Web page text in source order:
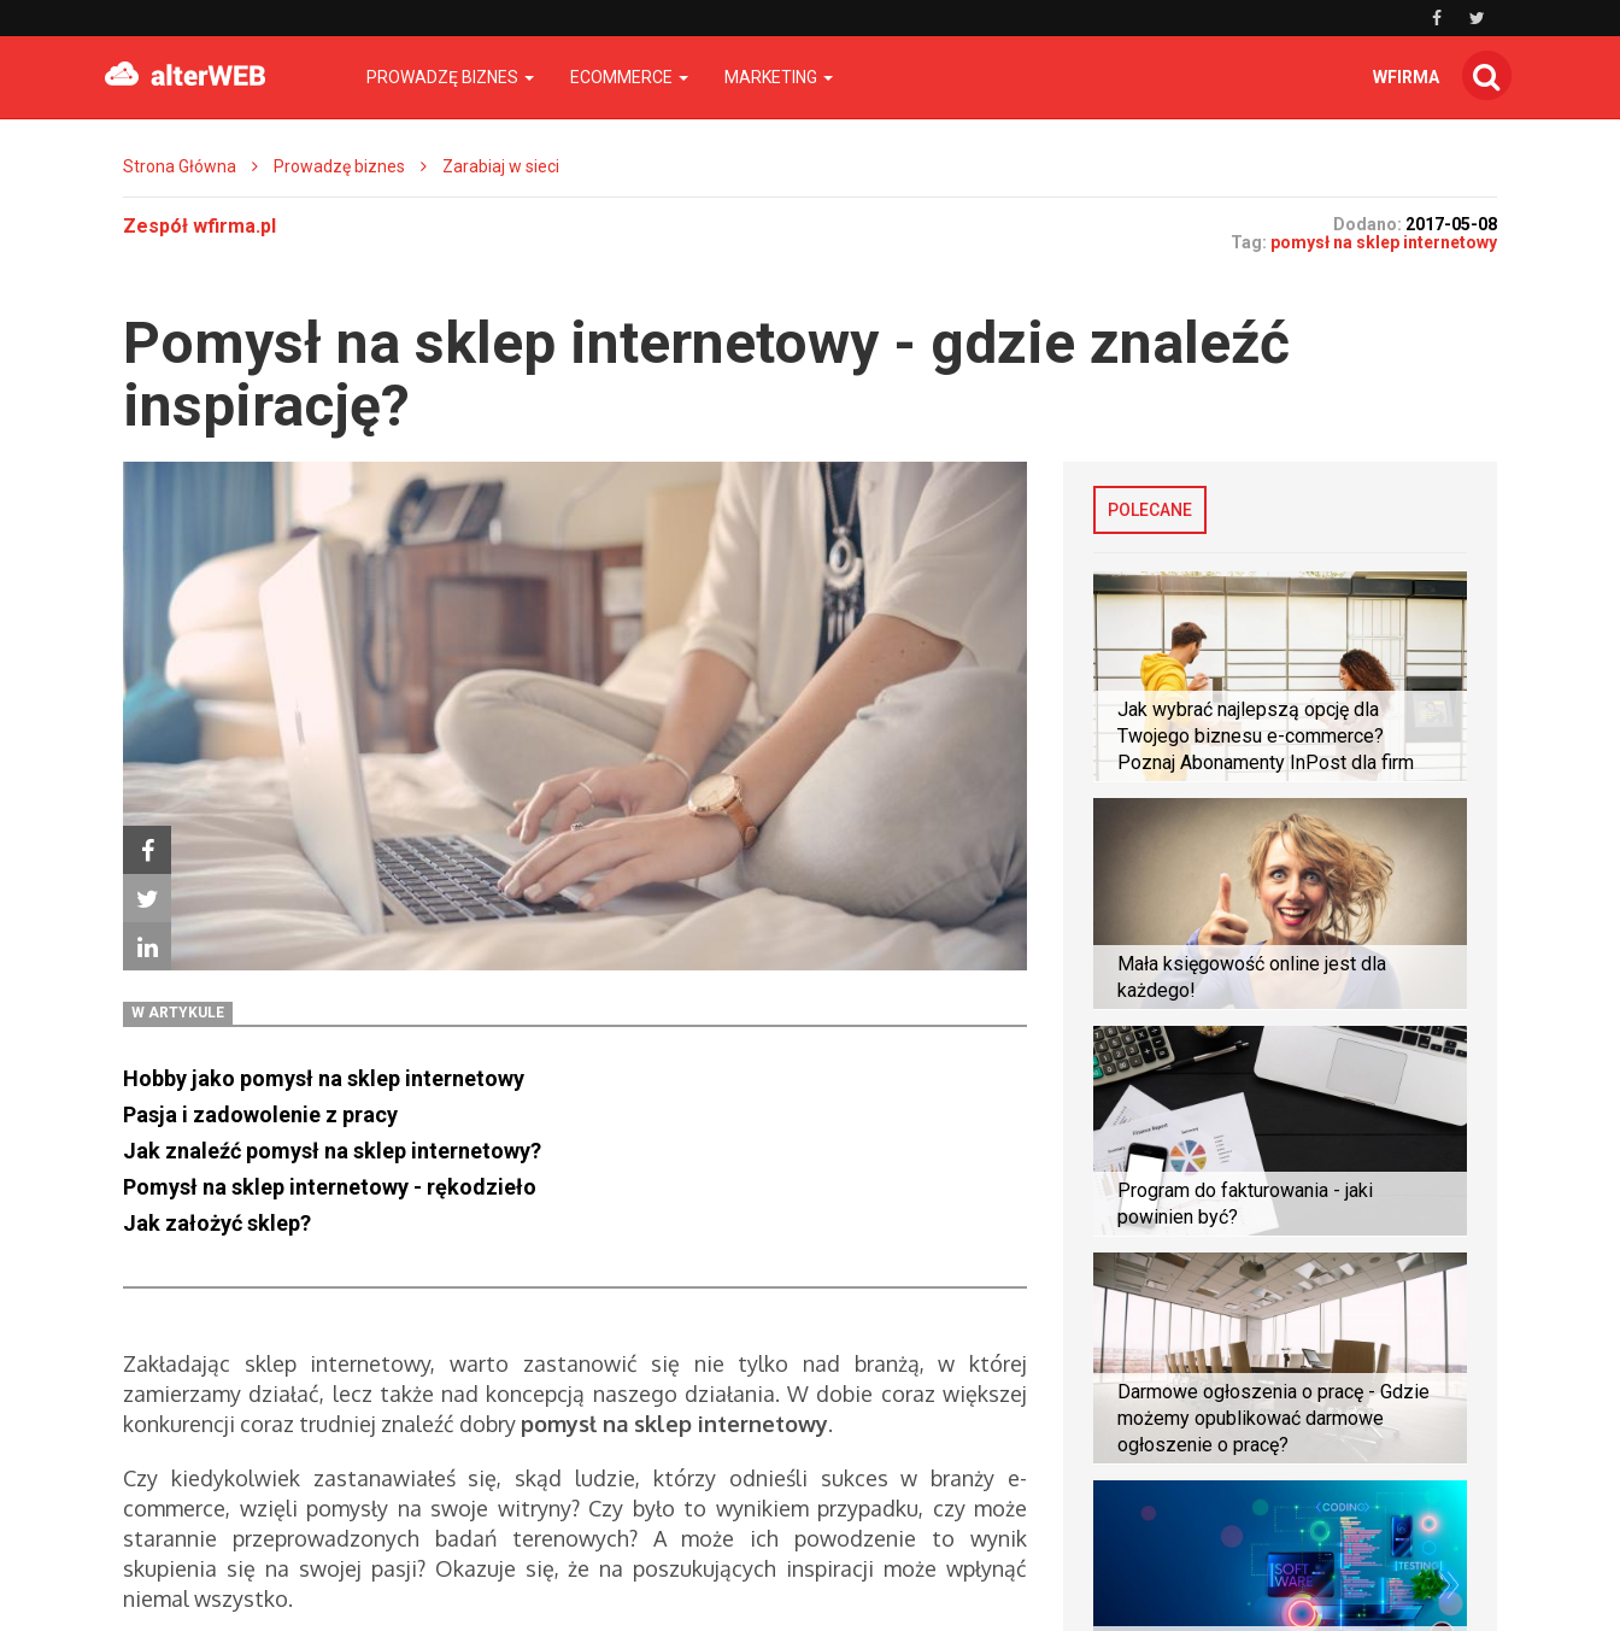
PROWADZĘ BIZNES ECOMMERCE MARKETING WFIRMA
Strona Główna Prowadzę biznes Zarabiaj w sieci
Zespół wfirma.pl Dodano: 2017-05-08
Tag: pomysł na sklep internetowy
Pomysł na sklep internetowy - gdzie znaleźć
inspirację?
W ARTYKULE
Hobby jako pomysł na sklep internetowy
Pasja i zadowolenie z pracy
Jak znaleźć pomysł na sklep internetowy?
Pomysł na sklep internetowy - rękodzieło
Jak założyć sklep?
Zakładając sklep internetowy, warto zastanowić się nie tylko nad branżą, w której
zamierzamy działać, lecz także nad koncepcją naszego działania. W dobie coraz większej
konkurencji coraz trudniej znaleźć dobry pomysł na sklep internetowy.
Czy kiedykolwiek zastanawiałeś się, skąd ludzie, którzy odnieśli sukces w branży e-
commerce, wzięli pomysły na swoje witryny? Czy było to wynikiem przypadku, czy może
starannie przeprowadzonych badań terenowych? A może ich powodzenie to wynik
skupienia się na swojej pasji? Okazuje się, że na poszukujących inspiracji może wpłynąć
niemal wszystko.
POLECANE
Jak wybrać najlepszą opcję dla
Twojego biznesu e-commerce?
Poznaj Abonamenty InPost dla firm
Mała księgowość online jest dla
każdego!
Program do fakturowania - jaki
powinien być?
Darmowe ogłoszenia o pracę - Gdzie
możemy opublikować darmowe
ogłoszenie o pracę?